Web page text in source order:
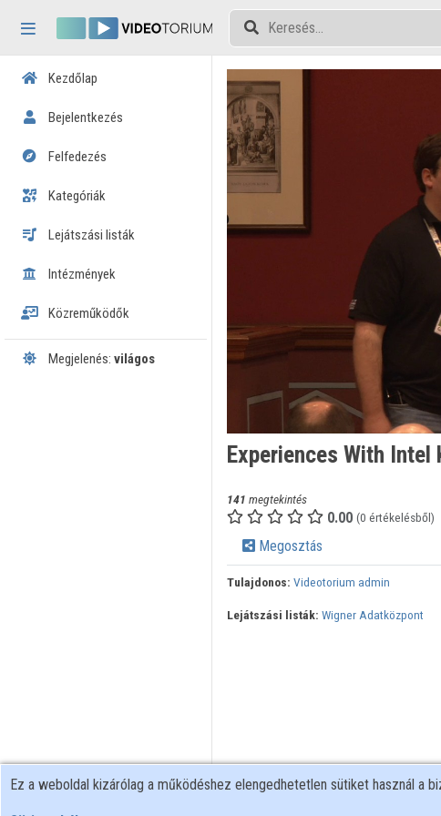
Tartalom kihagyása
Kezdőlap
Bejelentkezés
Felfedezés
Kategóriák
Lejátszási listák
Intézmények
Közreműködők
Megjelenés: világos
Experiences With Intel
141 megtekintés
0.00 (0 értékelésből)
Megosztás
Tulajdonos: Videotorium admin
Lejátszási listák: Wigner Adatközpont
Ez a weboldal kizárólag a működéshez elengedhetetlen sütiket használ a